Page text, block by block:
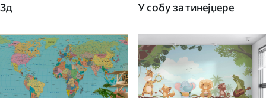
3д У собу за тинејџере